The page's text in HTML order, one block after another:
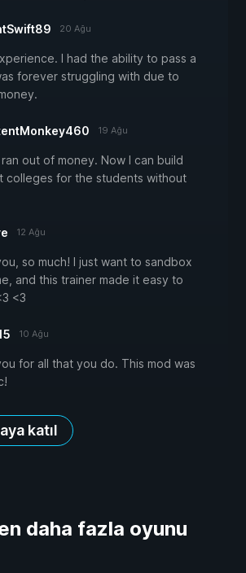
20 Ağu
I had the ability to pass a
forever struggling with due to
19 Ağu
ran out of money. Now I can build
colleges for the students without
12 Ağu
so much! I just want to sandbox
and this trainer made it easy to
<3
10 Ağu
for all that you do. This mod was
katıl
daha fazla oyunu